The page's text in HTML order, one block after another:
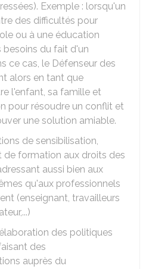
Exemple : lorsqu'un
des difficultés pour
ou à une éducation
besoins du fait d'un
ce cas, le Défenseur des
alors en tant que
l'enfant, sa famille et
pour résoudre un conflit et
une solution amiable.
de sensibilisation,
de formation aux droits des
aussi bien aux
qu'aux professionnels
(enseignant, travailleurs
des politiques
des
auprès du